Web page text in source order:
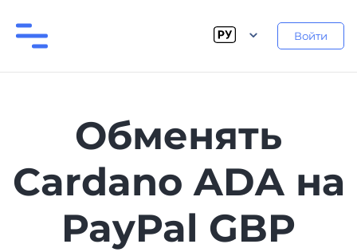
Войти
Обменять
Cardano ADA на
PayPal GBP